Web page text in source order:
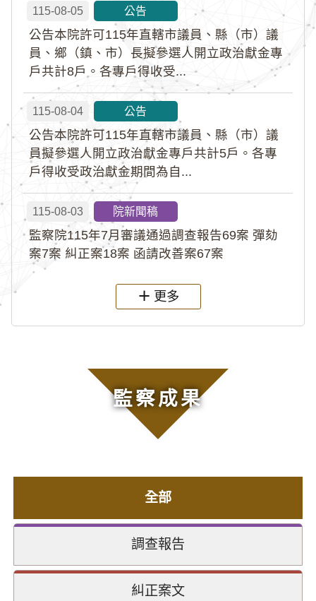
115-08-05 公告
公告本院許可115年直轄市議員、縣（市）議
員、鄉（鎮、市）長擬參選人開立政治獻金專
戶共計8戶。各專戶得收受...
115-08-04 公告
公告本院許可115年直轄市議員、縣（市）議
員擬參選人開立政治獻金專戶共計5戶。各專
戶得收受政治獻金期間為自...
115-08-03 院新聞稿
監察院115年7月審議通過調查報告69案 彈劾
案7案 糾正案18案 函請改善案67案
更多
監察成果
全部
調查報告
糾正案文